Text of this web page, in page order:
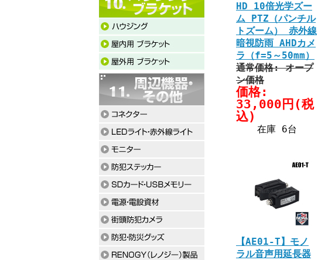
HD 10倍光学ズー
ム PTZ（パンチル
トズーム） 赤外線
暗視防雨 AHDカメ
ラ（f=5～50mm）
通常価格: オープ
ン価格
価格:
33,000円(税
込)
在庫 6台
【AE01-T】モノ
ラル音声用延長器